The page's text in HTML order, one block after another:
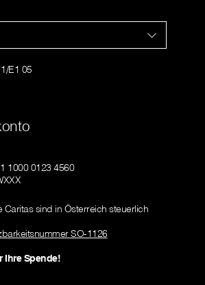
E1 05
1000 0123 4560
sind in Österreich steuerlich
SO-1126
Ihre Spende!